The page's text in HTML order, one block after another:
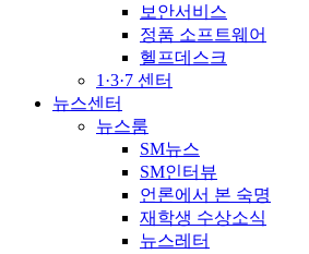
보안서비스
정품 소프트웨어
헬프데스크
1·3·7 센터
뉴스센터
뉴스룸
SM뉴스
SM인터뷰
언론에서 본 숙명
재학생 수상소식
뉴스레터